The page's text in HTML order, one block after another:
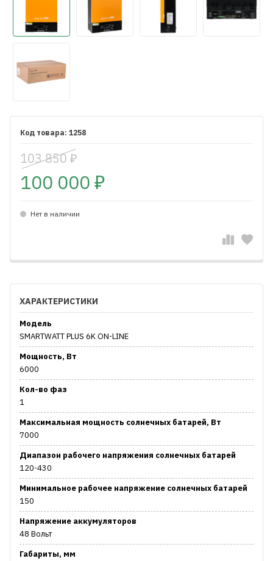
1258
103 850 ₽
100 000 ₽
Нет в наличии
ХАРАКТЕРИСТИКИ
Модель
SMARTWATT PLUS 6K ON-LINE
Мощность, Вт
6000
Кол-во фаз
1
Максимальная мощность солнечных батарей, Вт
7000
Диапазон рабочего напряжения солнечных батарей
120-430
Минимальное рабочее напряжение солнечных батарей
150
Напряжение аккумуляторов
48 Вольт
Габариты, мм